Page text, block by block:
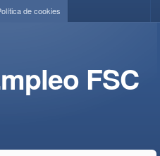
de cookies
FSC